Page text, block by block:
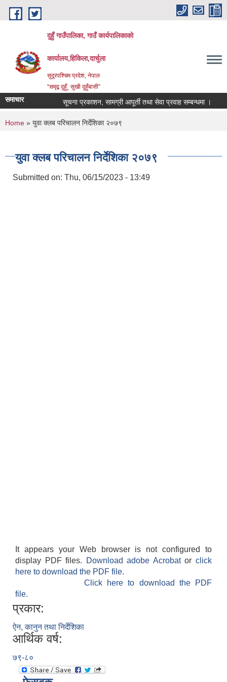
Skip to main content
दुहुँ गाउँपालिका, गाउँ कार्यपालिकाको
कार्यालय,हिकिला,दार्चुला
सुदूरपश्चिम प्रदेश, नेपाल
“समृद्ब दुहुँ¸ सुखी दुहुँबासी”
समाचार सूचना प्रकाशन, सामग्री आपूर्ती तथा सेवा प्रवाह सम्बन्धमा ।
You are here
Home » युवा क्लब परिचालन निर्देशिका २०७९
युवा क्लब परिचालन निर्देशिका २०७९
Submitted on: Thu, 06/15/2023 - 13:49
It appears your Web browser is not configured to
display PDF files.
Download adobe Acrobatorclick
here to download the PDF file.
Click here to download the PDF
file.
प्रकार:
ऐन, कानुन तथा निर्देशिका
आर्थिक वर्ष:
७९-८०